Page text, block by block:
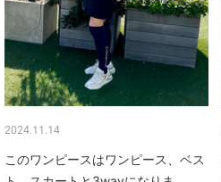
2024.11.14
このワンピースはワンピース、ベス